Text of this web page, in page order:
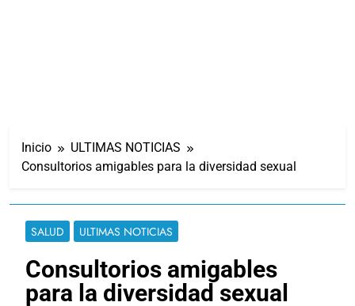
Inicio
ULTIMAS NOTICIAS
Consultorios amigables para la diversidad sexual
SALUD ULTIMAS NOTICIAS
Consultorios amigables
para la diversidad sexual